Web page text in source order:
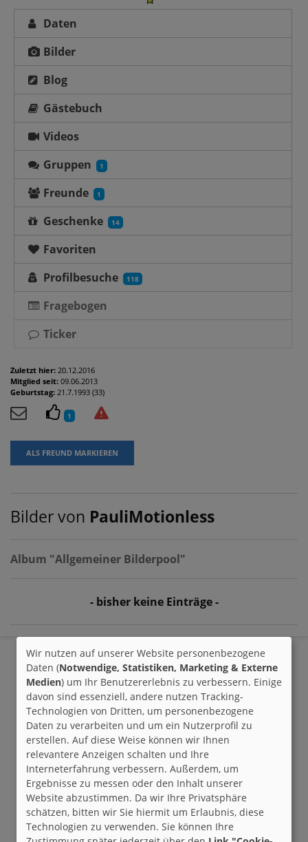
Daten
Bilder
Blog
Gästebuch
Videos
Gruppen
1
Freunde 1
Geschenke 14
Favoriten
Profilbesuche
118
Fragebogen
Ticker
Zuletzt hier: 20.12.2016
Mitglied seit: 09.06.2013
Geburtstag: 21.7.1993 (33)
1
ALS FREUND MARKIEREN
Bilder von PauliMotionless
Album "Allgemeiner Bilderpool"
- bisher keine Einträge -
Wir nutzen auf unserer Website personenbezogene
Daten (Notwendige, Statistiken, Marketing & Externe
Medien) um Ihr Benutzererlebnis zu verbessern. Einige
davon sind essenziell, andere nutzen Tracking-
Technologien von Dritten, um personenbezogene
Daten zu verarbeiten und um ein Nutzerprofil zu
erstellen. Auf diese Weise können wir Ihnen
relevantere Anzeigen schalten und Ihre
Interneterfahrung verbessern. Außerdem, um
Ergebnisse zu messen oder den Inhalt unserer
Website abzustimmen. Da wir Ihre Privatsphäre
schätzen, bitten wir Sie hiermit um Erlaubnis, diese
Technologien zu verwenden. Sie können Ihre